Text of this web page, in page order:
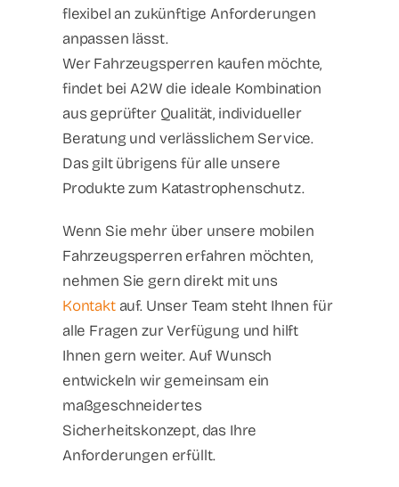
flexibel an zukünftige Anforderungen
anpassen lässt.
Wer Fahrzeugsperren kaufen möchte,
findet bei A2W die ideale Kombination
aus geprüfter Qualität, individueller
Beratung und verlässlichem Service.
Das gilt übrigens für alle unsere
Produkte zum Katastrophenschutz.
Wenn Sie mehr über unsere mobilen
Fahrzeugsperren erfahren möchten,
nehmen Sie gern direkt mit uns
Kontaktauf. Unser Team steht Ihnen für
alle Fragen zur Verfügung und hilft
Ihnen gern weiter. Auf Wunsch
entwickeln wir gemeinsam ein
maßgeschneidertes
Sicherheitskonzept, das Ihre
Anforderungen erfüllt.